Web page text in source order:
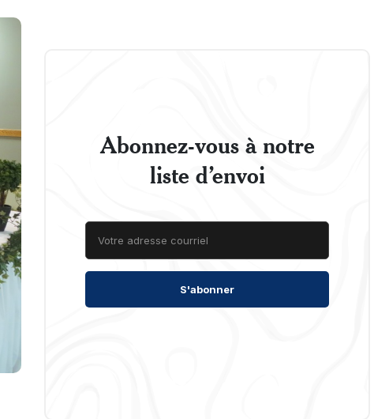
Abonnez-vous à notre
liste d’envoi